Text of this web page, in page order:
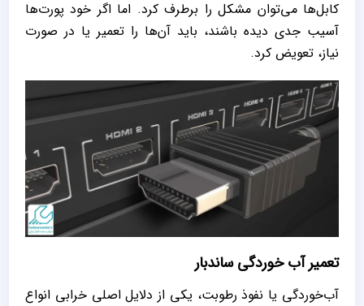
کابل‌ها می‌توان مشکل را برطرف کرد. اما اگر خود پورت‌ها
آسیب جدی دیده باشند، باید آن‌ها را تعمیر یا در صورت
نیاز، تعویض کرد.
تعمیر آب خوردگی ساندبار
آب‌خوردگی یا نفوذ رطوبت، یکی از دلایل اصلی خرابی انواع